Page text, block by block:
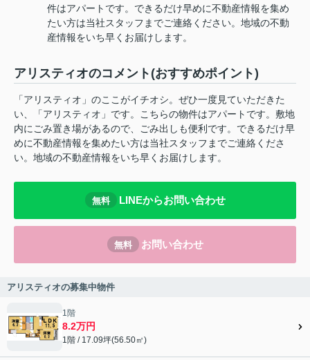
件はアパートです。できるだけ早めに不動産情報を集め
たい方は当社スタッフまでご連絡ください。地域の不動
産情報をいち早くお届けします。
アリスティオのコメント(おすすめポイント)
「アリスティオ」のここがイチオシ。ぜひ一度見ていただきた
い、「アリスティオ」です。こちらの物件はアパートです。敷地
内にごみ置き場があるので、ごみ出しも便利です。できるだけ早
めに不動産情報を集めたい方は当社スタッフまでご連絡くださ
い。地域の不動産情報をいち早くお届けします。
無料 LINEからお問い合わせ
無料 お問い合わせ
アリスティオの募集中物件
1階
8.2万円
1階 / 17.09坪(56.50㎡)